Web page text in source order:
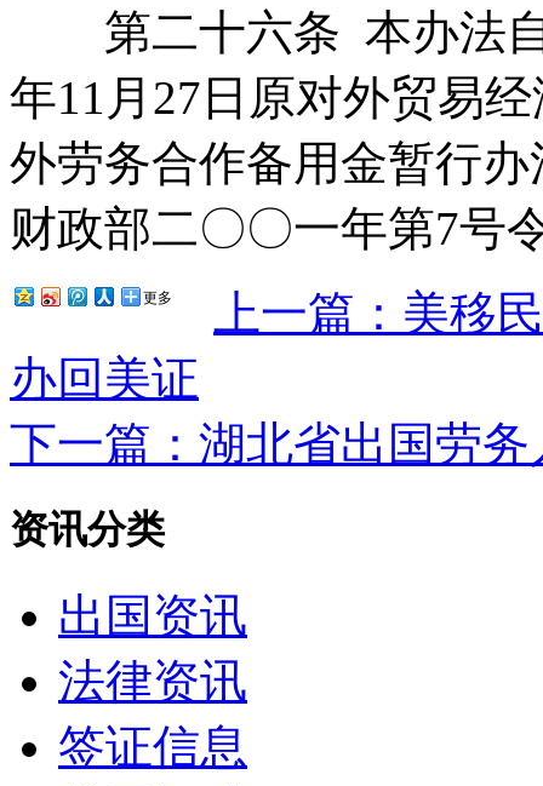
第二十六条 本办法自
年11月27日原对外贸易
外劳务合作备用金暂行
财政部二〇〇一年第7号
更多
上一篇：美移
办回美证
下一篇：湖北省出国劳
资讯分类
出国资讯
法律资讯
签证信息